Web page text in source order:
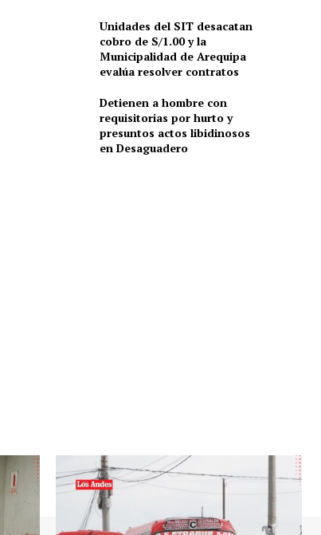
Unidades del SIT desacatan
cobro de S/1.00 y la
Municipalidad de Arequipa
evalúa resolver contratos
Detienen a hombre con
requisitorias por hurto y
presuntos actos libidinosos
en Desaguadero